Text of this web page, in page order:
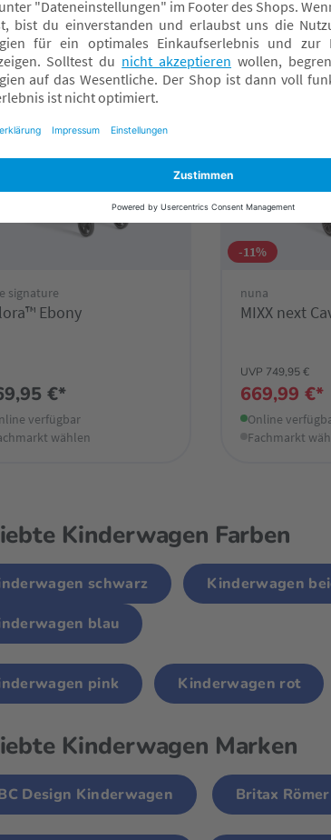
signature
Ebony
€*
verfügbar
wählen
-11%
nuna
MIXX next
UVP 749,95 €
669,99 €*
Online
Fachmarkt
Kinderwagen Farben
schwarz Kinderwagen
blau
pink Kinderwagen rot
Kinderwagen Marken
Design Kinderwagen Britax